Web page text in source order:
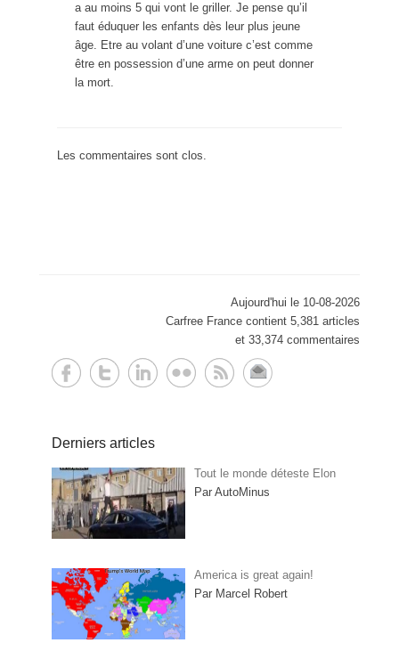
a au moins 5 qui vont le griller. Je pense qu’il
faut éduquer les enfants dès leur plus jeune
âge. Etre au volant d’une voiture c’est comme
être en possession d’une arme on peut donner
la mort.
Les commentaires sont clos.
Aujourd'hui le 10-08-2026
Carfree France contient 5,381 articles
et 33,374 commentaires
Derniers articles
Tout le monde déteste Elon
Par AutoMinus
America is great again!
Par Marcel Robert